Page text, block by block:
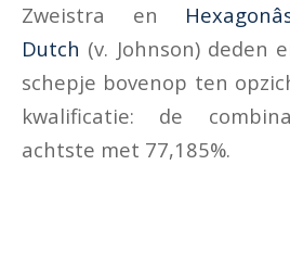
Zweistra en
Dutch (v. Johnson) deden
schepje bovenop ten
kwalificatie: de
achtste met 77,185%.